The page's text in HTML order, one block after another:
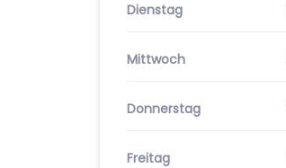
Dienstag
Mittwoch
Donnerstag
Freitag